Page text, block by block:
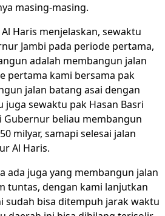
masing-masing.
Haris menjelaskan, sewaktu
Jambi pada periode pertama,
adalah membangun jalan
pertama kami bersama pak
jalan batang asai dengan
juga sewaktu pak Hasan Basri
Gubernur beliau membangun
milyar, samapi selesai jalan
Al Haris.
ada juga yang membangun jalan
tuntas, dengan kami lanjutkan
sudah bisa ditempuh jarak waktu